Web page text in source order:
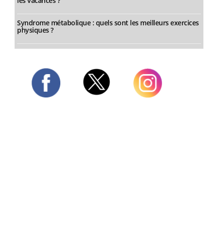
Syndrome métabolique : quels sont les meilleurs exercices
physiques ?